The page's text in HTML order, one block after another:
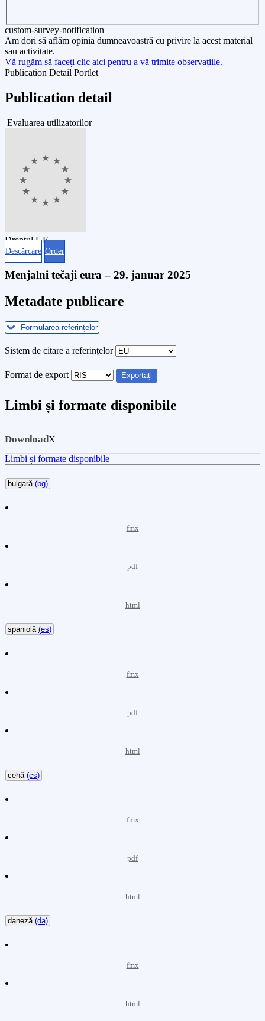
custom-survey-notification
Am dori să aflăm opinia dumneavoastră cu privire la acest material
sau activitate.
Vă rugăm să faceți clic aici pentru a vă trimite observațiile.
Publication Detail Portlet
Publication detail
Evaluarea utilizatorilor
Dreptul UE
Descărcare Order
Menjalni tečaji eura – 29. januar 2025
Metadate publicare
Formularea referințelor
Sistem de citare a referințelor
Format de export Exportați
Limbi și formate disponibile
DownloadX
Limbi și formate disponibile
bulgară (bg)
fmx
pdf
html
spaniolă (es)
fmx
pdf
html
cehă (cs)
fmx
pdf
html
daneză (da)
fmx
html